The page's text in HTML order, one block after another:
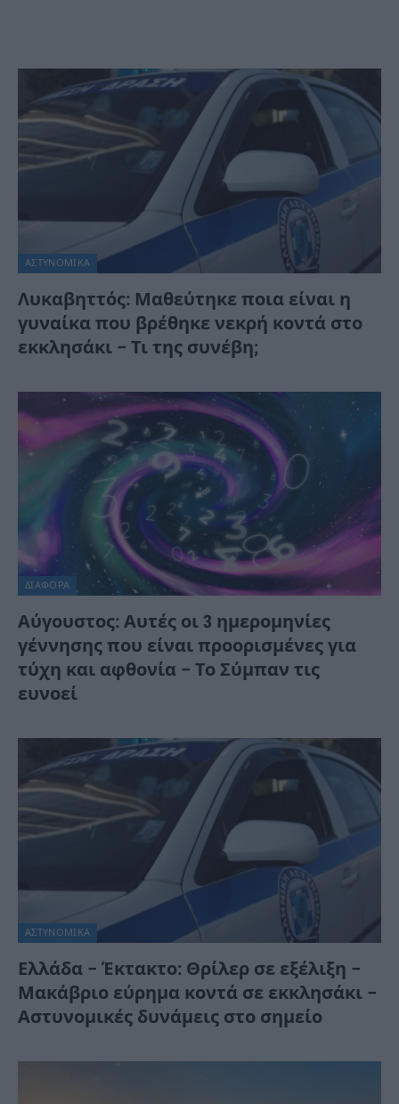
ΑΣΤΥΝΟΜΙΚΑ
Λυκαβηττός: Μαθεύτηκε ποια είναι η
γυναίκα που βρέθηκε νεκρή κοντά στο
εκκλησάκι – Τι της συνέβη;
ΔΙΆΦΟΡΑ
Αύγουστος: Αυτές οι 3 ημερομηνίες
γέννησης που είναι προορισμένες για
τύχη και αφθονία – Το Σύμπαν τις
ευνοεί
ΑΣΤΥΝΟΜΙΚΑ
Ελλάδα – Έκτακτο: Θρίλερ σε εξέλιξη –
Μακάβριο εύρημα κοντά σε εκκλησάκι –
Αστυνομικές δυνάμεις στο σημείο